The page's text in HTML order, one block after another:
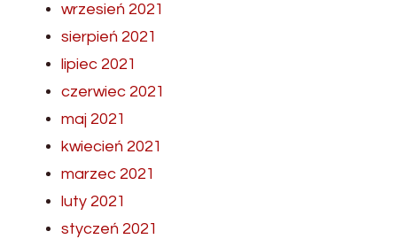
wrzesień 2021
sierpień 2021
lipiec 2021
czerwiec 2021
maj 2021
kwiecień 2021
marzec 2021
luty 2021
styczeń 2021